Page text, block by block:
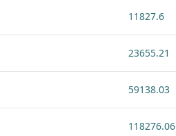
11827.6
23655.21
59138.03
118276.06